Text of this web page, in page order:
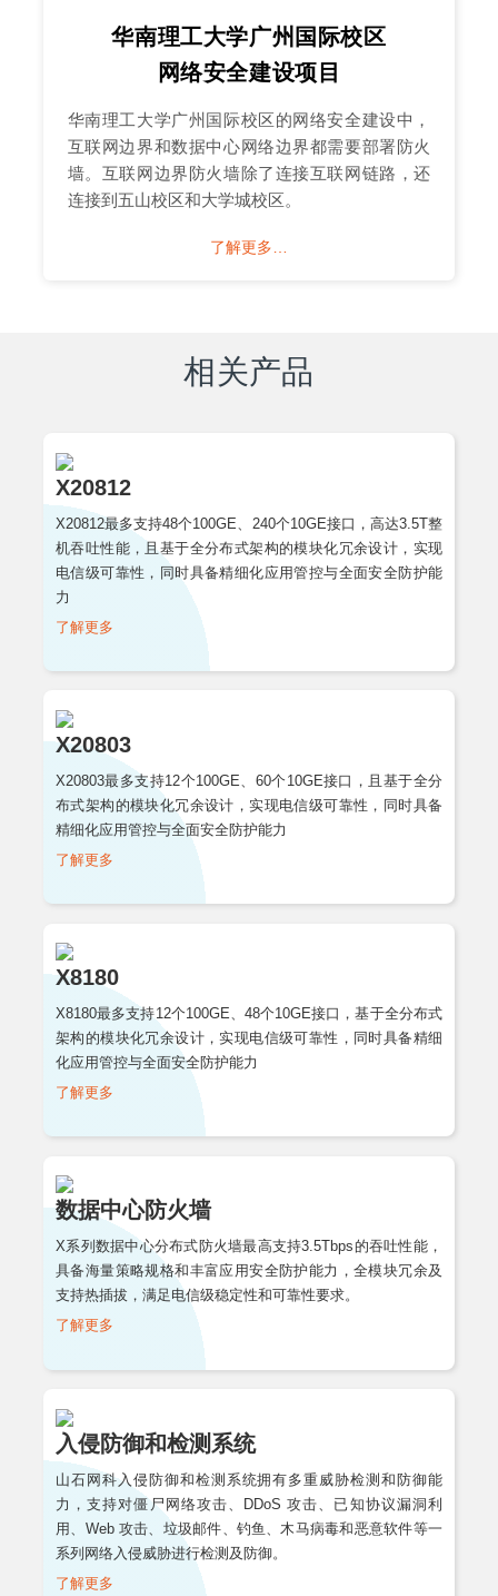
华南理工大学广州国际校区
网络安全建设项目
华南理工大学广州国际校区的网络安全建设中，
互联网边界和数据中心网络边界都需要部署防火
墙。互联网边界防火墙除了连接互联网链路，还
连接到五山校区和大学城校区。
了解更多…
相关产品
X20812
X20812最多支持48个100GE、240个10GE接口，高达3.5T整
机吞吐性能，且基于全分布式架构的模块化冗余设计，实现
电信级可靠性，同时具备精细化应用管控与全面安全防护能
力
了解更多
X20803
X20803最多支持12个100GE、60个10GE接口，且基于全分
布式架构的模块化冗余设计，实现电信级可靠性，同时具备
精细化应用管控与全面安全防护能力
了解更多
X8180
X8180最多支持12个100GE、48个10GE接口，基于全分布式
架构的模块化冗余设计，实现电信级可靠性，同时具备精细
化应用管控与全面安全防护能力
了解更多
数据中心防火墙
X系列数据中心分布式防火墙最高支持3.5Tbps的吞吐性能，
具备海量策略规格和丰富应用安全防护能力，全模块冗余及
支持热插拔，满足电信级稳定性和可靠性要求。
了解更多
入侵防御和检测系统
山石网科入侵防御和检测系统拥有多重威胁检测和防御能
力，支持对僵尸网络攻击、DDoS 攻击、已知协议漏洞利
用、Web 攻击、垃圾邮件、钓鱼、木马病毒和恶意软件等一
系列网络入侵威胁进行检测及防御。
了解更多